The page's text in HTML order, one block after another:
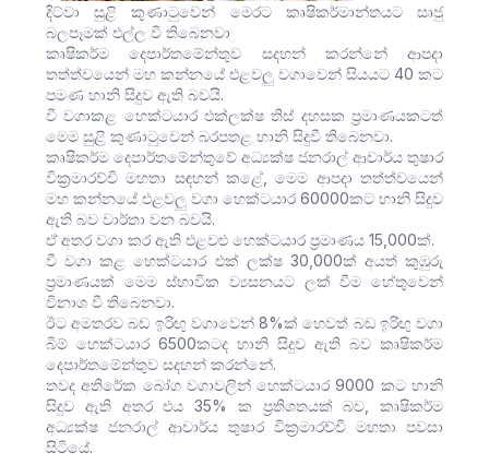
දිට්වා සුළි කුණාටුවෙන් මෙරට කෘෂිකර්මාන්තයට සෘජු
බලපෑමක් එල්ල වී තිබෙනවා
කෘෂිකර්ම දෙපාර්තමේන්තුව සදහන් කරන්නේ ආපදා
තත්ත්වයෙන් මහ කන්නයේ එළවලු වගාවෙන් සියයට 40 කට
පමණ හානි සිදුව ඇති බවයි.
වී වගාකළ හෙක්ටයාර එක්ලක්ෂ තිස් දහසක ප්‍රමාණයකටත්
මෙම සුළි කුණාටුවෙන් බරපතළ හානි සිදුවී තිබෙනවා.
කෘෂිකර්ම දෙපාර්තමේන්තුවේ අධ්‍යක්ෂ ජනරාල් ආචාර්ය තුෂාර
වික්‍රමාරච්චි මහතා සඳහන් කළේ, මෙම ආපදා තත්ත්වයෙන්
මහ කන්නයේ එළවලු වගා හෙක්ටයාර 60000කට හානි සිදුව
ඇති බව වාර්තා වන බවයි.
ඒ අතර වගා කර ඇති එළවළු හෙක්ටයාර ප්‍රමාණය 15,000ක්.
වී වගා කළ හෙක්ටයාර එක් ලක්ෂ 30,000ක් අයත් කුඹුරු
ප්‍රමාණයක් මෙම ස්භාවික ව්‍යසනයට ලක් වීම හේතුවෙන්
විනාශ වී තිබෙනවා.
ඊට අමතරව බඩ ඉරිඟු වගාවෙන් 8%ක් හෙවත් බඩ ඉරිඟු වගා
බිම් හෙක්ටයාර 6500කටද හානි සිදුව ඇති බව කෘෂිකර්ම
දෙපාර්තමේන්තුව සදහන් කරන්නේ.
තවද අතිරේක බෝග වගාවලින් හෙක්ටයාර 9000 කට හානි
සිදුව ඇති අතර එය 35% ක ප්‍රතිශතයක් බව, කෘෂිකර්ම
අධ්‍යක්ෂ ජනරාල් ආචාර්ය තුෂාර වික්‍රමාරච්චි මහතා පවසා
සිටියේ.